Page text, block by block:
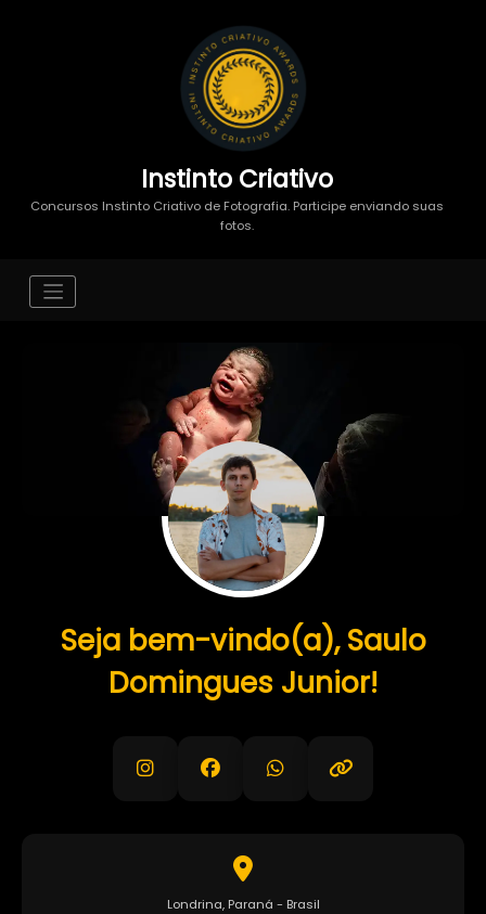
Instinto Criativo
Concursos Instinto Criativo de Fotografia. Participe enviando suas
fotos.
Seja bem-vindo(a), Saulo
Domingues Junior!
Londrina, Paraná - Brasil